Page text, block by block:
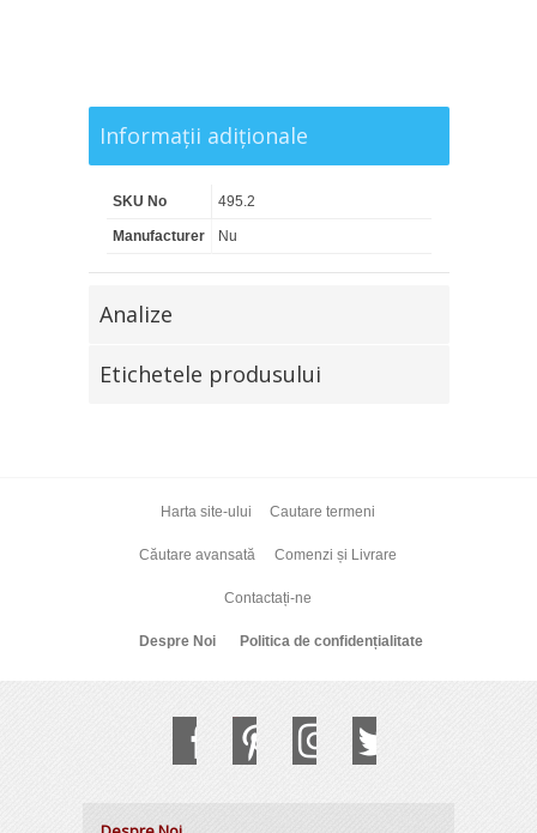
Informaţii adiţionale
SKU No 495.2
Manufacturer Nu
Analize
Etichetele produsului
Harta site-ului Cautare termeni
Căutare avansată Comenzi și Livrare
Contactați-ne
Despre Noi Politica de confidențialitate